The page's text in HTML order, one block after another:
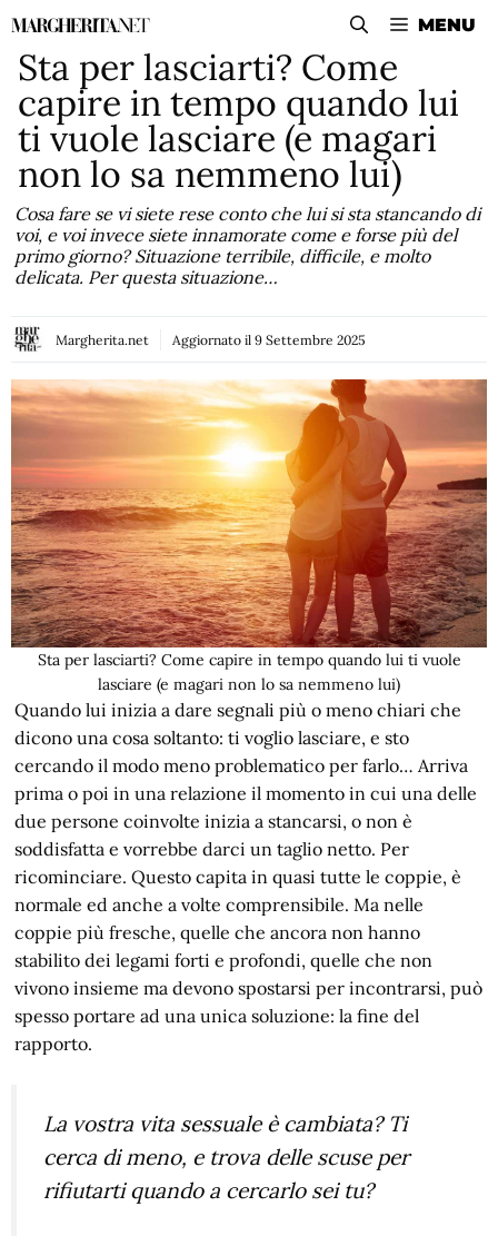
Vai
contenuto
MENU
Sta per lasciarti? Come
capire in tempo quando lui
ti vuole lasciare (e magari
non lo sa nemmeno lui)
Cosa fare se vi siete rese conto che lui si sta stancando di
voi, e voi invece siete innamorate come e forse più del
primo giorno? Situazione terribile, difficile, e molto
delicata. Per questa situazione…
Margherita.net Aggiornato il 9 Settembre 2025
Sta per lasciarti? Come capire in tempo quando lui ti vuole
lasciare (e magari non lo sa nemmeno lui)
Quando lui inizia a dare segnali più o meno chiari che
dicono una cosa soltanto: ti voglio lasciare, e sto
cercando il modo meno problematico per farlo… Arriva
prima o poi in una relazione il momento in cui una delle
due persone coinvolte inizia a stancarsi, o non è
soddisfatta e vorrebbe darci un taglio netto. Per
ricominciare. Questo capita in quasi tutte le coppie, è
normale ed anche a volte comprensibile. Ma nelle
coppie più fresche, quelle che ancora non hanno
stabilito dei legami forti e profondi, quelle che non
vivono insieme ma devono spostarsi per incontrarsi, può
spesso portare ad una unica soluzione: la fine del
rapporto.
La vostra vita sessuale è cambiata? Ti
cerca di meno, e trova delle scuse per
rifiutarti quando a cercarlo sei tu?